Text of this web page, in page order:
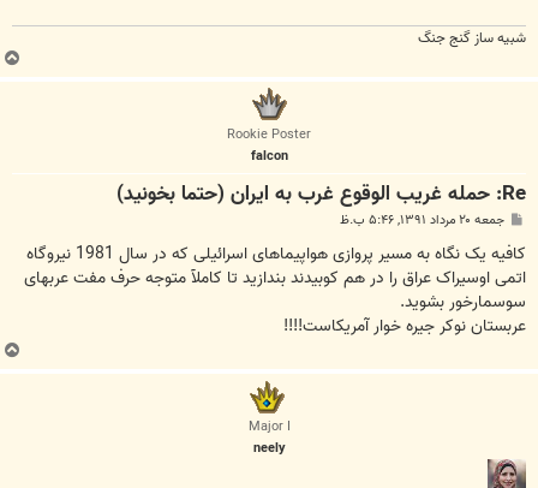
شبیه ساز گنج جنگ
Rookie Poster
falcon
Re: حمله غريب الوقوع غرب به ايران (حتما بخونيد)
ت
جمعه ۲۰ مرداد ۱۳۹۱, ۵:۴۶ ب.ظ
کافیه یک نگاه به مسیر پروازی هواپیماهای اسرائیلی که در سال 1981 نیروگاه
اتمی اوسیراک عراق را در هم کوبیدند بندازید تا کاملآ متوجه حرف مفت عربهای
سوسمارخور بشوید.
عربستان نوکر جیره خوار آمریکاست!!!!
Major I
neely